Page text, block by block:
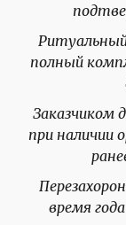
полный
Заказчиком
при наличии
время